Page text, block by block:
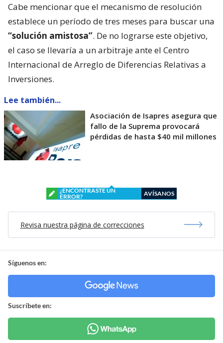
Cabe mencionar que el mecanismo de resolución
establece un período de tres meses para buscar una
“solución amistosa”. De no lograrse este objetivo,
el caso se llevaría a un arbitraje ante el Centro
Internacional de Arreglo de Diferencias Relativas a
Inversiones.
Lee también...
Asociación de Isapres asegura que
fallo de la Suprema provocará
pérdidas de hasta $40 mil millones
¿ENCONTRASTE UN
ERROR?
AVÍSANOS
Revisa nuestra página de correcciones
Síguenos en:
Suscríbete en: